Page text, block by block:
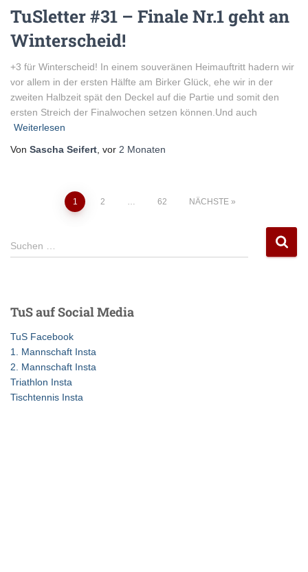
TuSletter #31 – Finale Nr.1 geht an
Winterscheid!
+3 für Winterscheid! In einem souveränen Heimauftritt hadern wir
vor allem in der ersten Hälfte am Birker Glück, ehe wir in der
zweiten Halbzeit spät den Deckel auf die Partie und somit den
ersten Streich der Finalwochen setzen können.Und auch
Weiterlesen
Von Sascha Seifert , vor 2 Monaten
Seitennummerierung
der
1 2 62 NÄCHSTE
S
u
n
n
a
c
h
:
Suchen …
TuS auf Social Media
TuS Facebook
1. Mannschaft Insta
2. Mannschaft Insta
Triathlon Insta
Tischtennis Insta